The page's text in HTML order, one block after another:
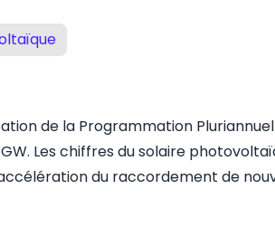
de la Programmation
Les chiffres du solaire
du raccordement de